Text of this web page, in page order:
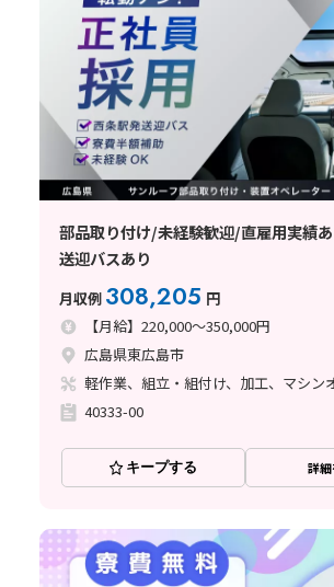
部品取り付け/未経験歓迎/直雇用実績
送迎バスあり
月収例 308,205 円
【月給】220,000～350,000円
広島県東広島市
40333-00
キープする 詳